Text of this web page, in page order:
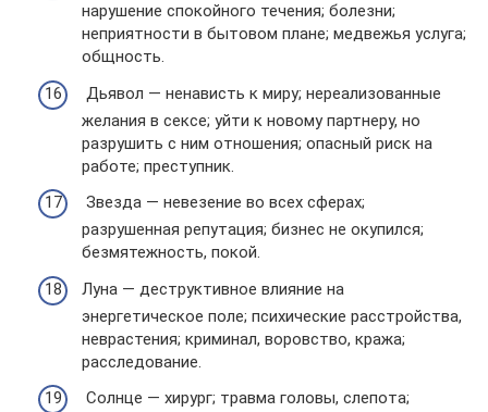
нарушение спокойного течения; болезни;
неприятности в бытовом плане; медвежья услуга;
общность.
Дьявол — ненависть к миру; нереализованные
желания в сексе; уйти к новому партнеру, но
разрушить с ним отношения; опасный риск на
работе; преступник.
Звезда — невезение во всех сферах;
разрушенная репутация; бизнес не окупился;
безмятежность, покой.
Луна — деструктивное влияние на
энергетическое поле; психические расстройства,
неврастения; криминал, воровство, кража;
расследование.
Солнце — хирург; травма головы, слепота;